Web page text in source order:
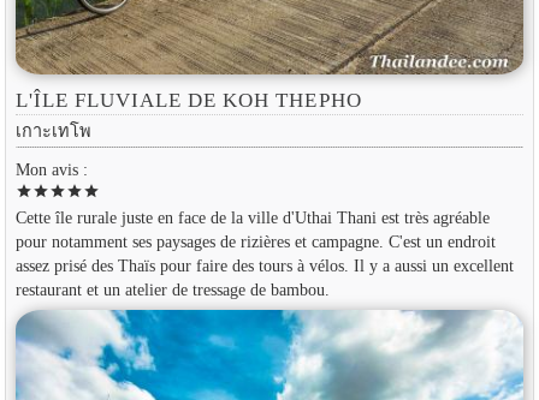
L'ÎLE FLUVIALE DE KOH THEPHO
เกาะเทโพ
Mon avis :
starstarstarstarstar
Cette île rurale juste en face de la ville d'Uthai Thani est très agréable
pour notamment ses paysages de rizières et campagne. C'est un endroit
assez prisé des Thaïs pour faire des tours à vélos. Il y a aussi un excellent
restaurant et un atelier de tressage de bambou.